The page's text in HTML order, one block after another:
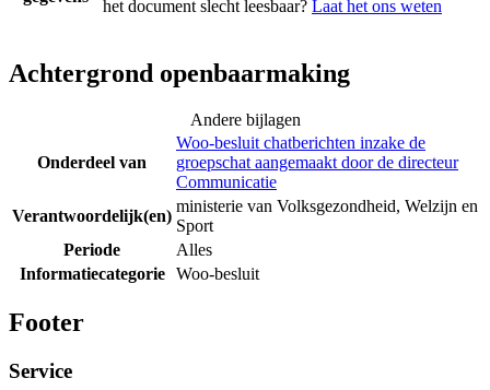
het document slecht leesbaar? Laat het ons weten
Achtergrond openbaarmaking
Andere bijlagen
Onderdeel van
Woo-besluit chatberichten inzake de
groepschat aangemaakt door de directeur
Communicatie
Verantwoordelijk(en)
ministerie van Volksgezondheid, Welzijn en
Sport
Periode
Alles
Informatiecategorie
Woo-besluit
Footer
Service